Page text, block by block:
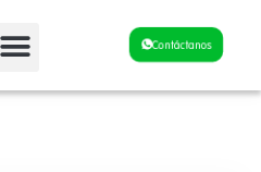
Contáctanos